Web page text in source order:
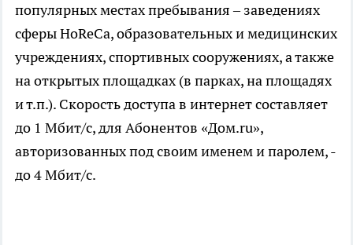
популярных местах пребывания – заведениях
сферы HoReCa, образовательных и медицинских
учреждениях, спортивных сооружениях, а также
на открытых площадках (в парках, на площадях
и т.п.). Скорость доступа в интернет составляет
до 1 Мбит/c, для Абонентов «Дом.ru»,
авторизованных под своим именем и паролем, -
до 4 Мбит/c.